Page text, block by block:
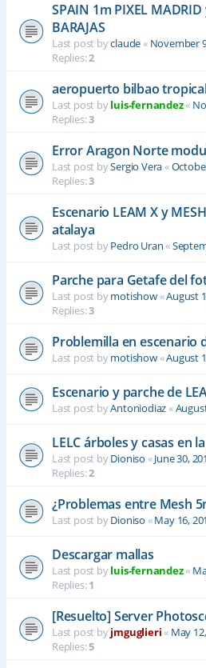
SPAIN 1m PIXEL
BARAJAS
Last post byclaude« November
Replies:2
aeropuerto bilbao
Last post byluis-fernandez«
Replies:3
Error Aragon Norte
Last post bySergio Vera«
Replies:3
Escenario LEAM X y
atalaya
Last post byPedro Uran«
Parche para Getafe del
Last post bymotishow«August
Replies:3
Problemilla en escenario
Last post bymotishow«August
Escenario y parche de
Last post byAntoniodiaz«
LELC árboles y casas en
Last post byDioniso «June 30,
Replies:2
¿Problemas entre Mesh
Last post byDioniso «May 16,
Descargar mallas
Last post byluis-fernandez«
Replies:1
[Resuelto] Server
Last post byjmguglieri« May
Replies:5